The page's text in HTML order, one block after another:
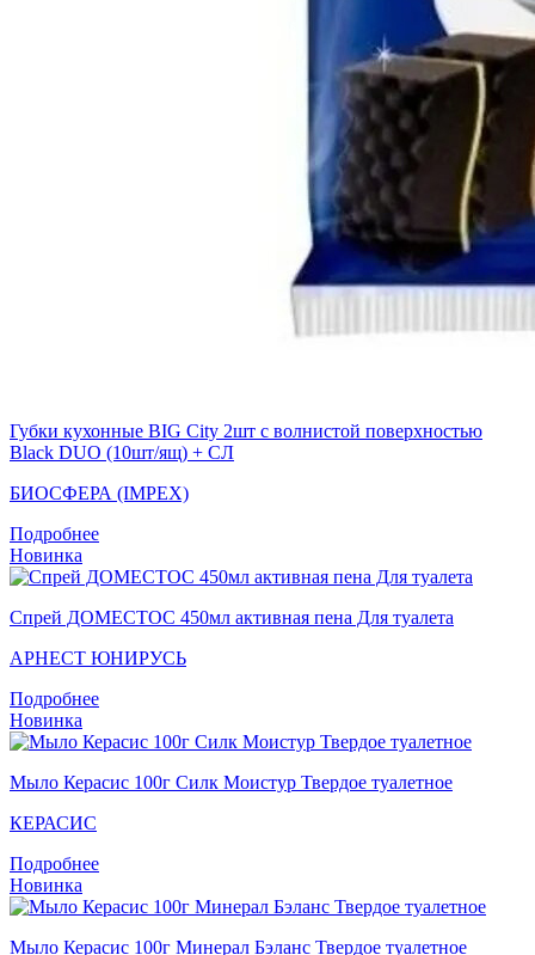
Губки кухонные BIG City 2шт с волнистой поверхностью
Black DUO (10шт/ящ) + СЛ
БИОСФЕРА (IMPEX)
Подробнее
Новинка
Спрей ДОМЕСТОС 450мл активная пена Для туалета
АРНЕСТ ЮНИРУСЬ
Подробнее
Новинка
Мыло Керасис 100г Силк Моистур Твердое туалетное
КЕРАСИС
Подробнее
Новинка
Мыло Керасис 100г Минерал Бэланс Твердое туалетное